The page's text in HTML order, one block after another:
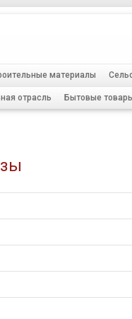
материалы
отрасль Бытовые